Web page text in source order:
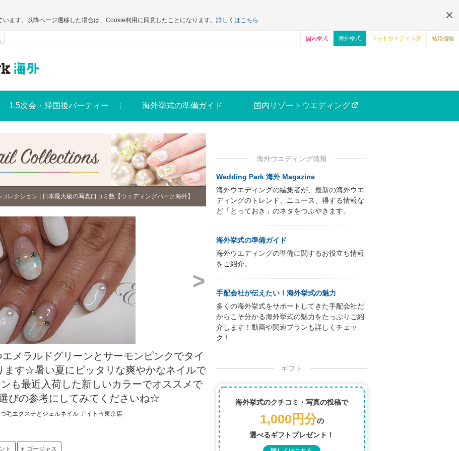
ます。以降ページ遷移した場合は、Cookie利用に同意したことになります。 詳しくはこちら
国内挙式 海外挙式 フォトウエディング 結婚指輪
1.5次会・帰国後パーティー 海外挙式の準備ガイド 国内リゾートウエディング
レクション | 日本最大級の写真口コミ数【ウエディングパーク海外】
メラルドグリーンとサーモンピンクでタイ
ます☆暑い夏にピッタリな爽やかなネイルで
も最近入荷した新しいカラーでオススメで
びの参考にしてみてくださいね☆
毛エクステとジェルネイル アイトゥ東京店
ト ゴージャス
海外ウエディング情報
Wedding Park 海外 Magazine
海外ウエディングの編集者が、最新の海外ウエ
ディングのトレンド、ニュース、得する情報な
ど「とっておき」のネタをつぶやきます。
海外挙式の準備ガイド
海外ウエディングの準備に関するお役立ち情報
をご紹介。
手配会社が伝えたい！海外挙式の魅力
多くの海外挙式をサポートしてきた手配会社だ
からこそ分かる海外挙式の魅力をたっぷりご紹
介します！動画や関連プランも詳しくチェッ
ク！
ギフト
海外挙式のクチコミ・写真の投稿で
1,000円分の
選べるギフトプレゼント！